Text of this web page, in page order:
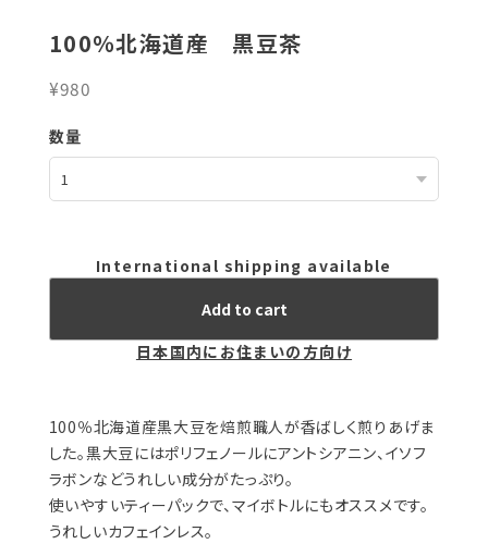
100％北海道産 黒豆茶
¥980
数量
International shipping available
Add to cart
日本国内にお住まいの方向け
100％北海道産黒大豆を焙煎職人が香ばしく煎りあげま
した。黒大豆にはポリフェノールにアントシアニン、イソフ
ラボンなどうれしい成分がたっぷり。
使いやすいティーパックで、マイボトルにもオススメです。
うれしいカフェインレス。